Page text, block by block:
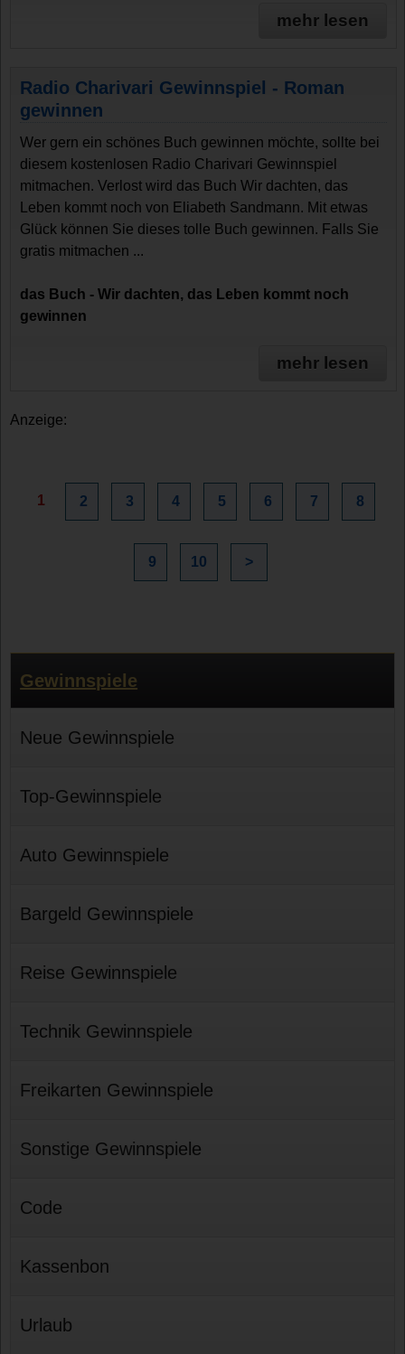
mehr lesen
Radio Charivari Gewinnspiel - Roman
gewinnen
Wer gern ein schönes Buch gewinnen möchte, sollte bei
diesem kostenlosen Radio Charivari Gewinnspiel
mitmachen. Verlost wird das Buch Wir dachten, das
Leben kommt noch von Eliabeth Sandmann. Mit etwas
Glück können Sie dieses tolle Buch gewinnen. Falls Sie
gratis mitmachen ...
das Buch - Wir dachten, das Leben kommt noch
gewinnen
mehr lesen
Anzeige:
1 2 3 4 5 6 7 8
9 10 >
Gewinnspiele
Neue Gewinnspiele
Top-Gewinnspiele
Auto Gewinnspiele
Bargeld Gewinnspiele
Reise Gewinnspiele
Technik Gewinnspiele
Freikarten Gewinnspiele
Sonstige Gewinnspiele
Code
Kassenbon
Urlaub